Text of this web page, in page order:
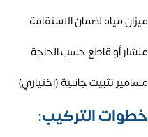
ميزان مياه لضمان الاستقامة
منشار أو قاطع حسب الحاجة
مسامير تثبيت جانبية (اختياري)
خطوات التركيب: